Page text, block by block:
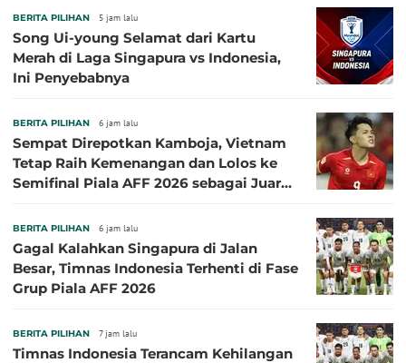
BERITA PILIHAN 5 jam lalu
Song Ui-young Selamat dari Kartu
Merah di Laga Singapura vs Indonesia,
Ini Penyebabnya
BERITA PILIHAN 6 jam lalu
Sempat Direpotkan Kamboja, Vietnam
Tetap Raih Kemenangan dan Lolos ke
Semifinal Piala AFF 2026 sebagai Juara
BERITA PILIHAN 6 jam lalu
Gagal Kalahkan Singapura di Jalan
Besar, Timnas Indonesia Terhenti di Fase
Grup Piala AFF 2026
BERITA PILIHAN 7 jam lalu
Timnas Indonesia Terancam Kehilangan